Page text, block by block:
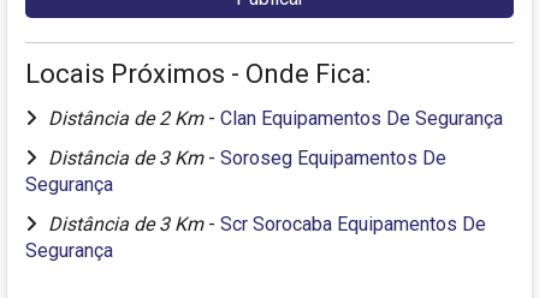
Locais Próximos - Onde Fica:
Distância de 2 Km - Clan Equipamentos De Segurança
Distância de 3 Km - Soroseg Equipamentos De
Segurança
Distância de 3 Km - Scr Sorocaba Equipamentos De
Segurança